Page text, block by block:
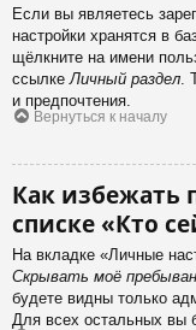
Если вы являетесь
настройки хранятся в
щёлкните на имени
ссылке Личный раздел
и предпочтения.
Вернуться к началу
Как избежать
списке «Кто
На вкладке «Личные
Скрывать моё
будете видны только
Для всех остальных вы